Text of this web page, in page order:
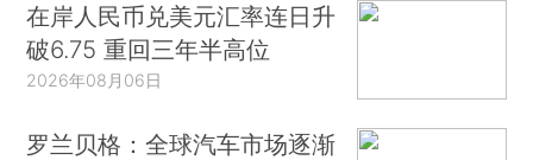
在岸人民币兑美元汇率连日升
破6.75 重回三年半高位
2026年08月06日
罗兰贝格：全球汽车市场逐渐